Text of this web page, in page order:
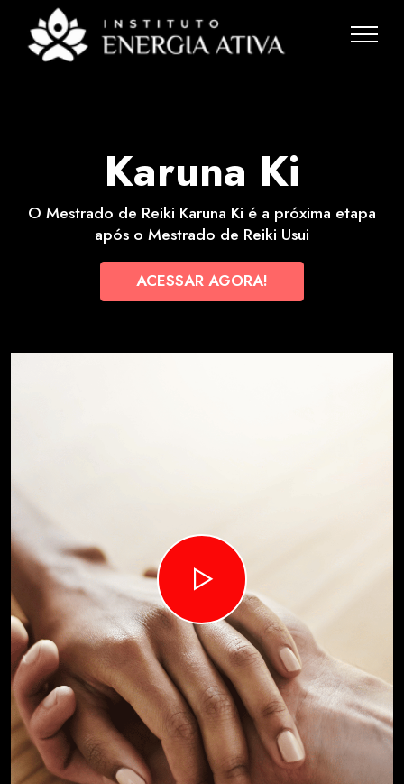
Karuna Ki
O Mestrado de Reiki Karuna Ki é a próxima etapa
após o Mestrado de Reiki Usui
ACESSAR AGORA!